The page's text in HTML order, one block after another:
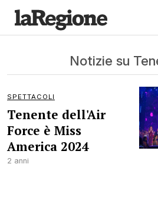
Notizie su
SPETTACOLI
Tenente dell'Air
Force è Miss
America 2024
2 anni